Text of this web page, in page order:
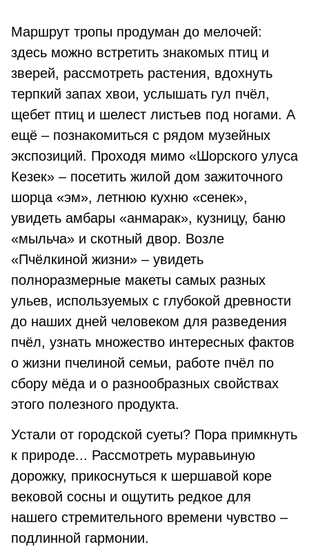
Маршрут тропы продуман до мелочей:
здесь можно встретить знакомых птиц и
зверей, рассмотреть растения, вдохнуть
терпкий запах хвои, услышать гул пчёл,
щебет птиц и шелест листьев под ногами. А
ещё – познакомиться с рядом музейных
экспозиций. Проходя мимо «Шорского улуса
Кезек» – посетить жилой дом зажиточного
шорца «эм», летнюю кухню «сенек»,
увидеть амбары «анмарак», кузницу, баню
«мыльча» и скотный двор. Возле
«Пчёлкиной жизни» – увидеть
полноразмерные макеты самых разных
ульев, используемых с глубокой древности
до наших дней человеком для разведения
пчёл, узнать множество интересных фактов
о жизни пчелиной семьи, работе пчёл по
сбору мёда и о разнообразных свойствах
этого полезного продукта.
Устали от городской суеты? Пора примкнуть
к природе... Рассмотреть муравьиную
дорожку, прикоснуться к шершавой коре
вековой сосны и ощутить редкое для
нашего стремительного времени чувство –
подлинной гармонии.